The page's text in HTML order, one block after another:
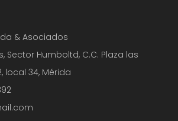
& Asociados
Sector Humboltd, C.C. Plaza las
local 34, Mérida